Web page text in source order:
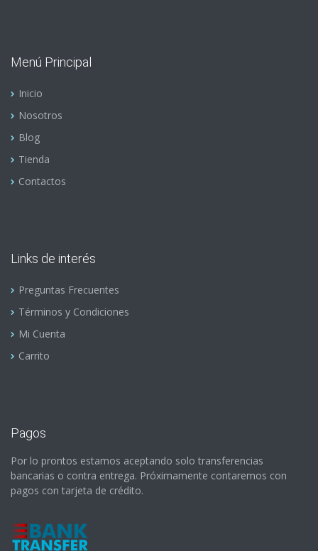
Menú Principal
Inicio
Nosotros
Blog
Tienda
Contactos
Links de interés
Preguntas Frecuentes
Términos y Condiciones
Mi Cuenta
Carrito
Pagos
Por lo prontos estamos aceptando solo transferencias
bancarias o contra entrega. Próximamente contaremos con
pagos con tarjeta de crédito.